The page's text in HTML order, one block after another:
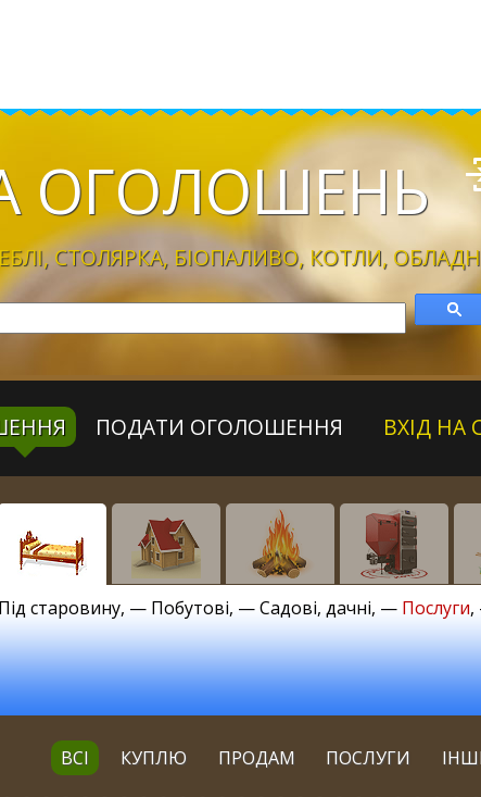
ОГОЛОШЕНЬ
CТОЛЯРКА, БІОПАЛИВО, КОТЛИ,
ПОДАТИ ОГОЛОШЕННЯ ВХІД НА
Під старовину, — Побутові, —Садові, дачні, — Послуги
ВСІ КУПЛЮ ПРОДАМ ПОСЛУГИ